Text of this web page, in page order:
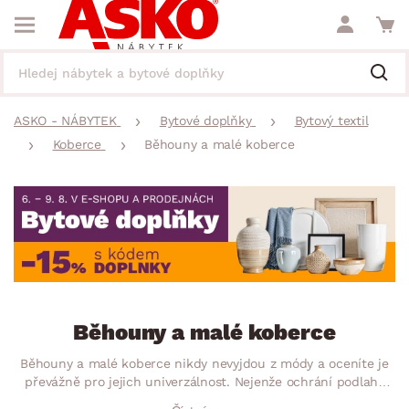
ASKO - NÁBYTEK Bytové doplňky
Bytový textil
Koberce
Běhouny a malé koberce
Běhouny a malé koberce
Běhouny a malé koberce nikdy nevyjdou z módy a oceníte je
převážně pro jejich univerzálnost. Nejenže ochrání podlahy